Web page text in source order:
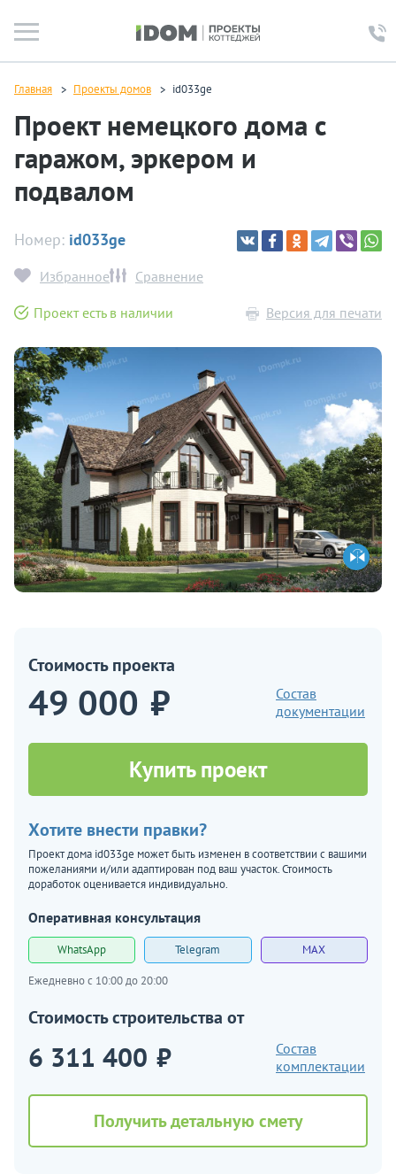
Главная Проекты домов id033ge
Проект немецкого дома с
гаражом, эркером и
подвалом
Номер: id033ge
Избранное Сравнение
Проект есть в наличии Версия для печати
Стоимость проекта
49 000 ₽
Состав
документации
Купить проект
Хотите внести правки?
Проект дома id033ge может быть изменен в соответствии с вашими
пожеланиями и/или адаптирован под ваш участок. Стоимость
доработок оценивается индивидуально.
Оперативная консультация
WhatsApp Telegram MAX
Ежедневно с 10:00 до 20:00
Стоимость строительства от
6 311 400 ₽
Состав
комплектации
Получить детальную смету